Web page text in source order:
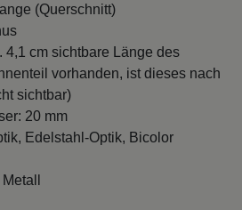
(Querschnitt)
4,1 cm sichtbare Länge des
vorhanden, ist dieses nach
sichtbar)
20 mm
Edelstahl-Optik, Bicolor